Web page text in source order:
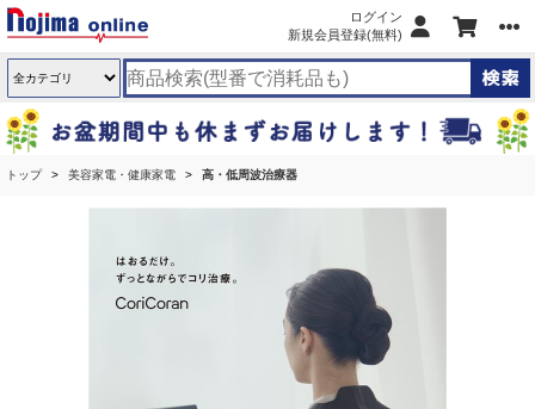
ログイン
新規会員登録(無料)
トップ 美容家電・健康家電 高・低周波治療器